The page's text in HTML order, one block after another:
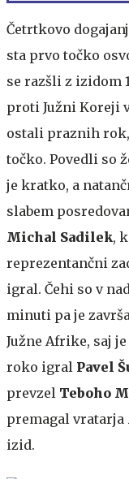
Četrtkovo
sta prvo točko
se razšli z izidom
proti Južni Koreji
ostali praznih
točko. Povedli so
je kratko, a
slabem
Michal Sadilek,
reprezentančni
igral. Čehi so v
minuti pa je
Južne Afrike, saj
roko igral Pavel
prevzel Teboho
premagal vratarja
izid.